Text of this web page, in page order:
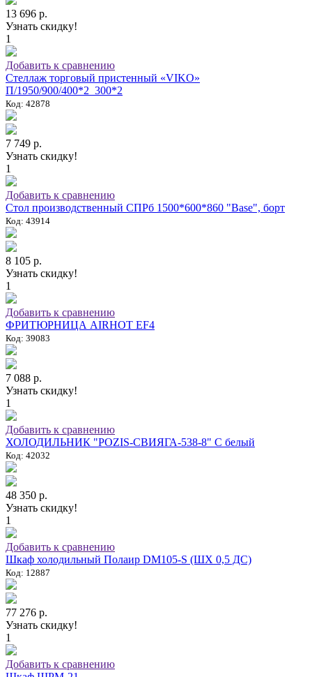
13 696 р.
Узнать скидку!
1
Добавить к сравнению
Стеллаж торговый пристенный «VIKO»
П/1950/900/400*2_300*2
Код: 42878
7 749 р.
Узнать скидку!
1
Добавить к сравнению
Стол производственный СПРб 1500*600*860 "Base", борт
Код: 43914
8 105 р.
Узнать скидку!
1
Добавить к сравнению
ФРИТЮРНИЦА AIRHOT EF4
Код: 39083
7 088 р.
Узнать скидку!
1
Добавить к сравнению
ХОЛОДИЛЬНИК "POZIS-СВИЯГА-538-8" C белый
Код: 42032
48 350 р.
Узнать скидку!
1
Добавить к сравнению
Шкаф холодильный Полаир DM105-S (ШХ 0,5 ДС)
Код: 12887
77 276 р.
Узнать скидку!
1
Добавить к сравнению